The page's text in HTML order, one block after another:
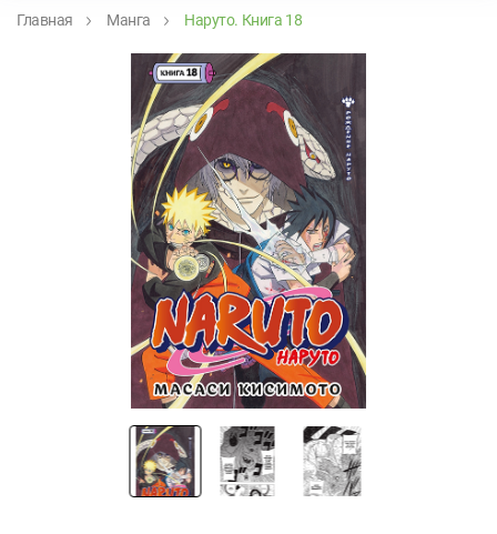
Главная Манга Наруто. Книга 18